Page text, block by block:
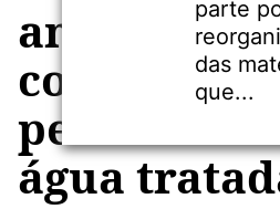
água
parte
das
que...